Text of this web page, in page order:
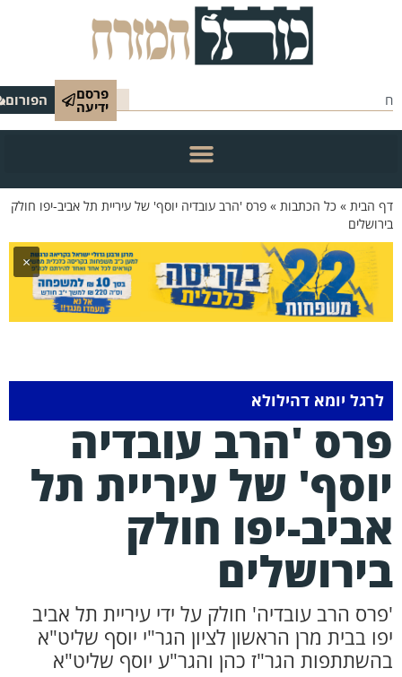
פרסם
ידיעה הפורום
»כל הכתבות»פרס 'הרב עובדיה יוסף' של עיריית תל אביב-יפו חולק
×
יומא דהילולא
'הרב עובדיה
של עיריית תל
יפו חולק
הרב עובדיה' חולק על ידי עיריית תל אביב
בבית מרן הראשון לציון הגר"י יוסף שליט"א
הגר"ז כהן והגר"ע יוסף שליט"א